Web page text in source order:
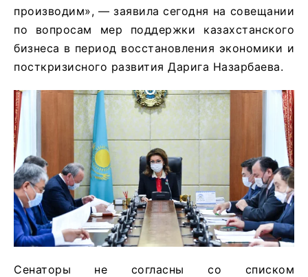
производим», — заявила сегодня на совещании
по вопросам мер поддержки казахстанского
бизнеса в период восстановления экономики и
посткризисного развития Дарига Назарбаева.
Сенаторы не согласны со списком